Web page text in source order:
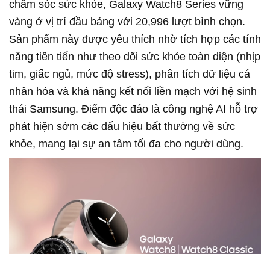
chăm sóc sức khỏe, Galaxy Watch8 Series vững
vàng ở vị trí đầu bảng với 20,996 lượt bình chọn.
Sản phẩm này được yêu thích nhờ tích hợp các tính
năng tiên tiến như theo dõi sức khỏe toàn diện (nhịp
tim, giấc ngủ, mức độ stress), phân tích dữ liệu cá
nhân hóa và khả năng kết nối liền mạch với hệ sinh
thái Samsung. Điểm độc đáo là công nghệ AI hỗ trợ
phát hiện sớm các dấu hiệu bất thường về sức
khỏe, mang lại sự an tâm tối đa cho người dùng.